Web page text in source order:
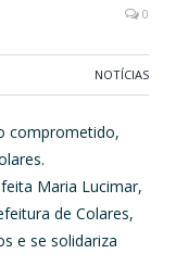
0
NOTÍCIAS
comprometido,
Maria Lucimar,
de Colares,
e se solidariza